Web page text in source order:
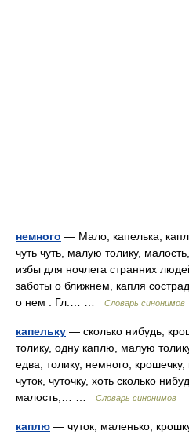
немного — Мало, капелька,
чуть чуть, малую толику,
избы для ночлега странних
заботы о ближнем, капля
о нем . Гл.… …
Словарь синонимов
капельку — сколько нибудь,
толику, одну каплю, малую
едва, толику, немного, крошечку,
чуток, чуточку, хоть сколько
малость,… …
Словарь синонимов
каплю — чуток, маленько,